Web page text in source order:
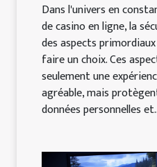
Dans l'univers en
de casino en ligne, la
des aspects
faire un choix. Ces
seulement une
agréable, mais
données personnelles